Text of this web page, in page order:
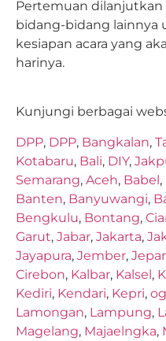
Pertemuan dilanjutkan
bidang-bidang lainnya
kesiapan acara yang
harinya.
Kunjungi berbagai
DPP, DPP, Bangkalan,
Kotabaru, Bali, DIY,
Semarang, Aceh, Babel,
Banten, Banyuwangi,
Bengkulu, Bontang,
Garut, Jabar, Jakarta,
Jayapura, Jember,
Cirebon, Kalbar, Kalsel,
Kediri, Kendari, Kepri,
Lamongan, Lampung,
Magelang, Majaelngka,